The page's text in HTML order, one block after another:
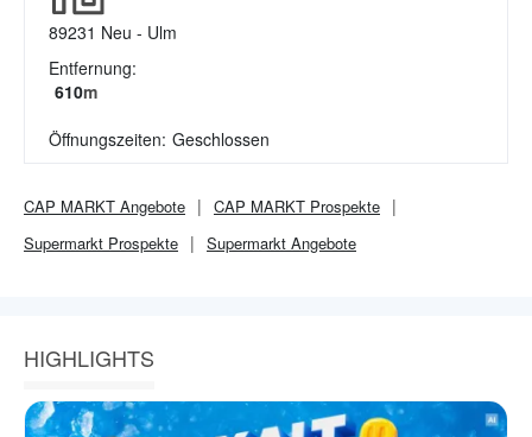
89231 Neu - Ulm
Entfernung:
610m
Öffnungszeiten: Geschlossen
CAP MARKT Angebote CAP MARKT Prospekte
Supermarkt Prospekte Supermarkt Angebote
HIGHLIGHTS